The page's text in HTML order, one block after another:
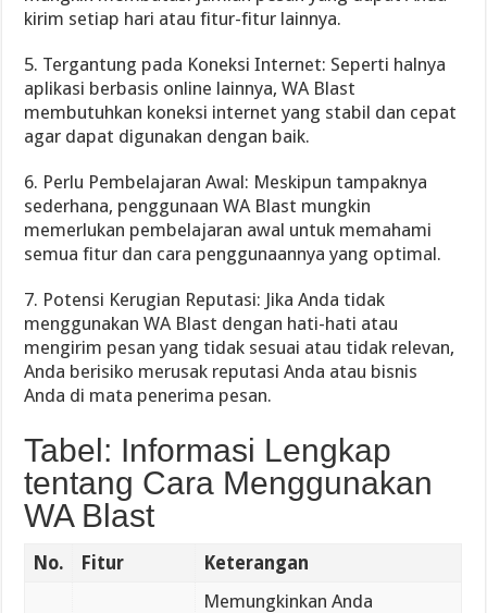
kirim setiap hari atau fitur-fitur lainnya.
5. Tergantung pada Koneksi Internet: Seperti halnya
aplikasi berbasis online lainnya, WA Blast
membutuhkan koneksi internet yang stabil dan cepat
agar dapat digunakan dengan baik.
6. Perlu Pembelajaran Awal: Meskipun tampaknya
sederhana, penggunaan WA Blast mungkin
memerlukan pembelajaran awal untuk memahami
semua fitur dan cara penggunaannya yang optimal.
7. Potensi Kerugian Reputasi: Jika Anda tidak
menggunakan WA Blast dengan hati-hati atau
mengirim pesan yang tidak sesuai atau tidak relevan,
Anda berisiko merusak reputasi Anda atau bisnis
Anda di mata penerima pesan.
Tabel: Informasi Lengkap
tentang Cara Menggunakan
WA Blast
No. Fitur Keterangan
Memungkinkan Anda